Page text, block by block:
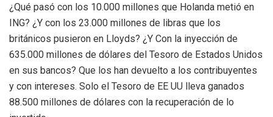
¿Qué pasó con los 10.000 millones que Holanda metió en
ING? ¿Y con los 23.000 millones de libras que los
británicos pusieron en Lloyds? ¿Y Con la inyección de
635.000 millones de dólares del Tesoro de Estados Unidos
en sus bancos? Que los han devuelto a los contribuyentes
y con intereses. Solo el Tesoro de EE UU lleva ganados
88.500 millones de dólares con la recuperación de lo